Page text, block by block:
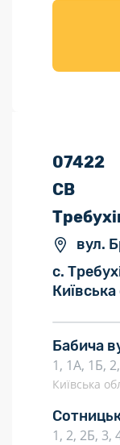
товарів для
07422
СВ
вул.
с.
Бабича
1, 1А, 1Б,
Київська
1, 2, 2Б, 3,